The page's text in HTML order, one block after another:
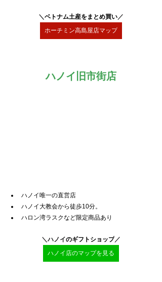
＼ベトナム土産をまとめ買い／
ホーチミン高島屋店マップ
ハノイ旧市街店
ハノイ唯一の直営店
ハノイ大教会から徒歩10分。
ハロン湾ラスクなど限定商品あり
＼ハノイのギフトショップ ／
ハノイ店のマップを見る